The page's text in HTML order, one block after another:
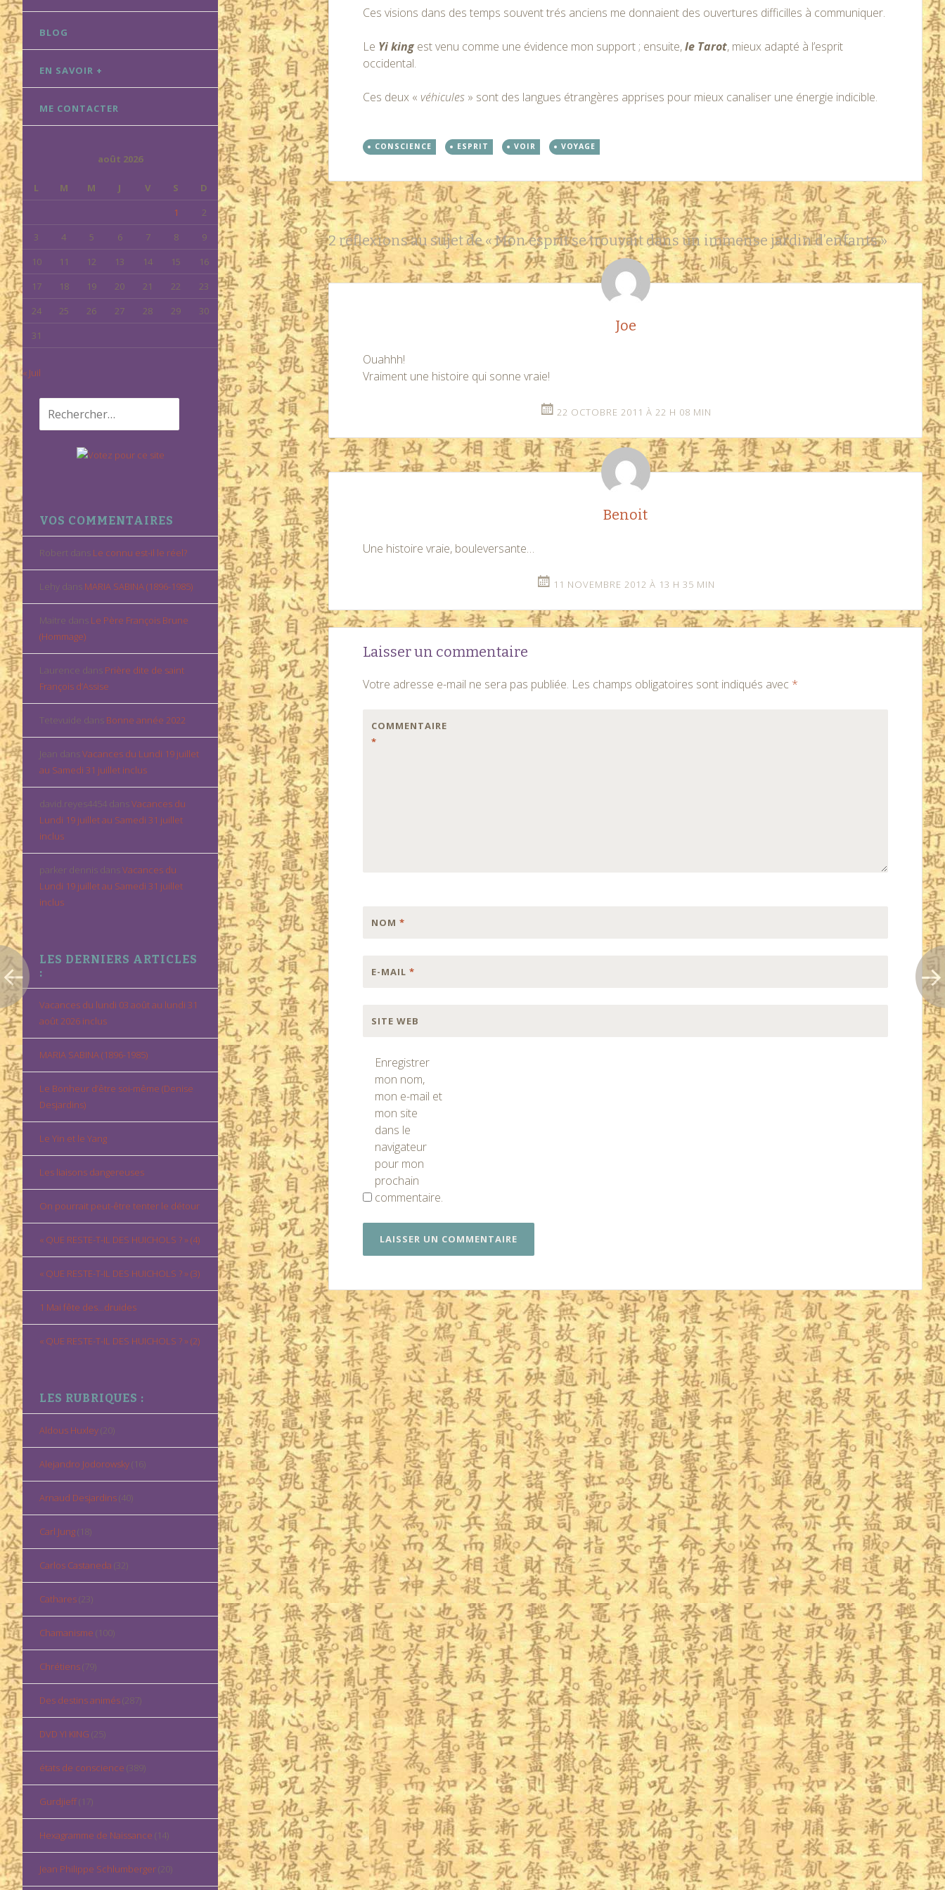
BLOG
EN SAVOIR +
ME CONTACTER
août 2026
L M M J V S
D
1
2
3
4 5 6 7 8
9
10
11 12 13 14 15
16
17
18 19 20 21 22
23
24
25 26 27 28 29
30
31
« Juil
Rechercher :
VOS COMMENTAIRES
Robert dans Le connu est-il le réel?
Lehy dans MARIA SABINA (1896-1985)
Maitre dans Le Père François Brune
(Hommage)
Laurence dans Prière dite de saint
François d’Assise
Tetevuide dans Bonne année 2022
Jean dansVacances du Lundi 19 juillet
au Samedi 31 juillet inclus
david.reyes4454 dansVacances du
Lundi 19 juillet au Samedi 31 juillet
inclus
parker dennis dansVacances du
Lundi 19 juillet au Samedi 31 juillet
inclus
LES DERNIERS ARTICLES
:
Vacances du lundi 03 août au lundi 31
août 2026 inclus
MARIA SABINA (1896-1985)
Le Bonheur d’être soi-même (Denise
Desjardins)
Le Yin et le Yang
Les liaisons dangereuses
On pourrait peut-être tenter le détour
« QUE RESTE-T-IL DES HUICHOLS ? » (4)
« QUE RESTE-T-IL DES HUICHOLS ? » (3)
1 Mai fête des…druides
« QUE RESTE-T-IL DES HUICHOLS ? » (2)
LES RUBRIQUES :
Aldous Huxley(20)
Alejandro Jodorowsky(16)
Arnaud Desjardins(40)
Carl Jung(18)
Carlos Castaneda (32)
Cathares(23)
Chamanisme (100)
Chrétiens(79)
Des destins animés(287)
DVD YI KING (25)
états de conscience (389)
Gurdjieff(17)
Hexagramme de Naissance (14)
Jean Philippe Schlumberger(20)
Ces visions dans des temps souvent trés anciens me donnaient des ouvertures difficilles à communiquer.
Le Yi kingest venu comme une évidence mon support ; ensuite,le Tarot, mieux adapté à l’esprit
occidental.
Ces deux «véhicules » sont des langues étrangères apprises pour mieux canaliser une énergie indicible.
CONSCIENCE ESPRIT VOIR VOYAGE
Navigation
des
articles
←
→
2 réflexions au sujet de «Mon esprit se trouvait dans un immense jardin d’enfants»
Joe
Ouahhh!
Vraiment une histoire qui sonne vraie!
22 OCTOBRE 2011 À 22 H 08 MIN
Benoit
Une histoire vraie, bouleversante…
11 NOVEMBRE 2012 À 13 H 35 MIN
Laisser un commentaire
Votre adresse e-mail ne sera pas publiée. Les champs obligatoires sont indiqués avec *
COMMENTAIRE
*
NOM*
E-MAIL*
SITE WEB
Enregistrer
mon nom,
mon e-mail et
mon site
dans le
navigateur
pour mon
prochain
commentaire.